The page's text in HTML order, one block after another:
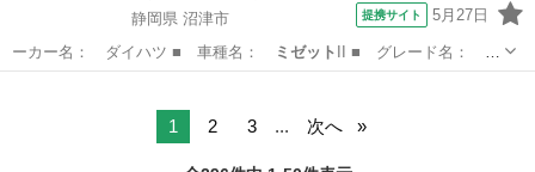
静岡県 沼津市
提携サイト 5月27日
ーカー名： ダイハツ ■ 車種名： ミゼット
II ■ グレード名： Ｄ
タイプ ４…
1 2 3 ... 次へ